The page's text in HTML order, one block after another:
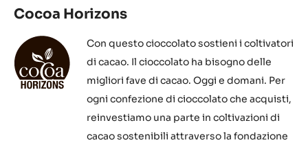
Cocoa Horizons
Con questo cioccolato sostieni i coltivatori
di cacao. Il cioccolato ha bisogno delle
migliori fave di cacao. Oggi e domani. Per
ogni confezione di cioccolato che acquisti,
reinvestiamo una parte in coltivazioni di
cacao sostenibili attraverso la fondazione